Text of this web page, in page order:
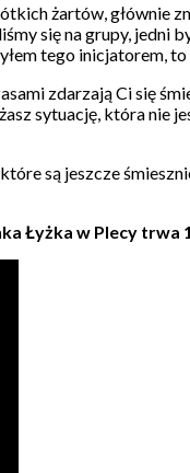
żartów,
się na grupy, jedni
tego inicjatorem,
zdarzają Ci się
sytuację, która nie
są jeszcze
Łyżka w Plecy trwa